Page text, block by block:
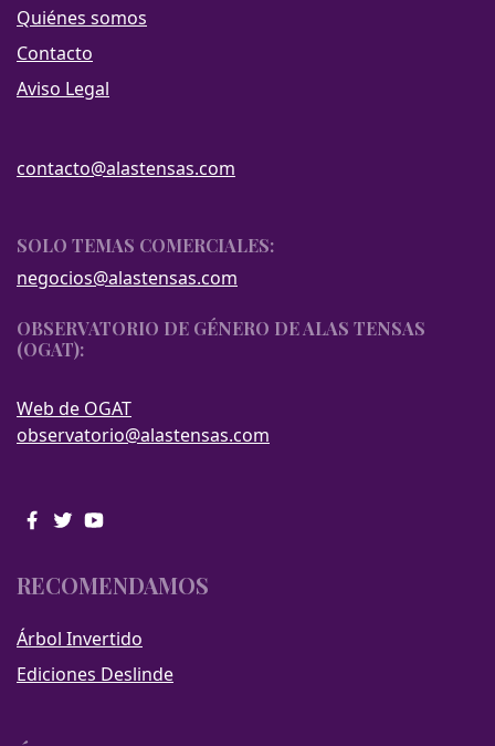
Quiénes somos
Contacto
Aviso Legal
contacto@alastensas.com
SOLO TEMAS COMERCIALES:
negocios@alastensas.com
OBSERVATORIO DE GÉNERO DE ALAS TENSAS
(OGAT):
Web de OGAT
observatorio@alastensas.com
RECOMENDAMOS
Árbol Invertido
Ediciones Deslinde